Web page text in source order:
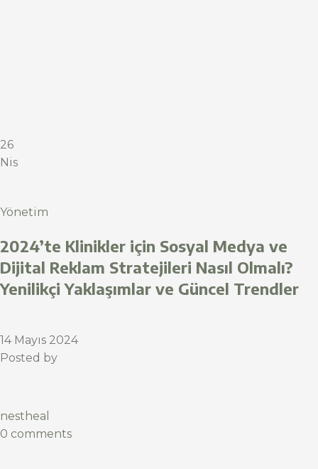
26
Nis
Yönetim
2024’te Klinikler için Sosyal Medya ve
Dijital Reklam Stratejileri Nasıl Olmalı?
Yenilikçi Yaklaşımlar ve Güncel Trendler
14 Mayıs 2024
Posted by
nestheal
0 comments